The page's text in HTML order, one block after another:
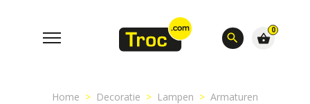
search
0
shopping_basket
Home Decoratie Lampen
Armaturen